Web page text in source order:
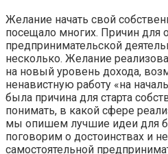
Желание начать свой
посещало многих. Причин для
предпринимательской
несколько. Желание
на новый уровень дохода,
ненавистную работу «на
была причина для старта
понимать, в какой сфере
мы опишем лучшие идеи для
поговорим о достоинствах и
самостоятельной